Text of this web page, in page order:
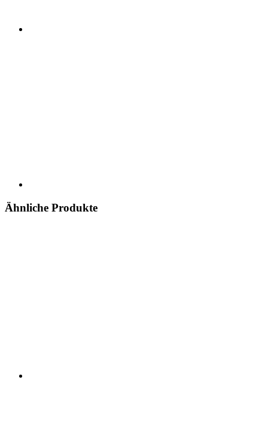
Ähnliche Produkte